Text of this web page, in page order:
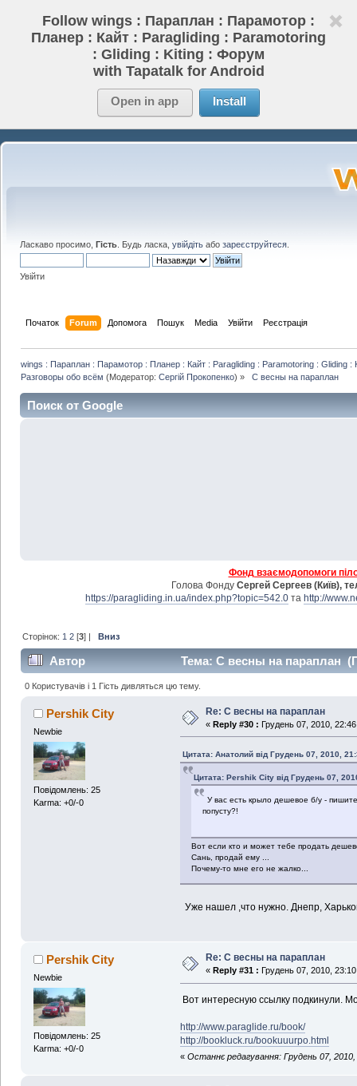
Follow wings : Параплан : Парамотор :
Планер : Кайт : Paragliding : Paramotoring
: Gliding : Kiting : Форум
with Tapatalk for Android
Open in app Install
Ласкаво просимо, Гість . Будь ласка, увійдіть або зареєструйтеся
Увійти
Початок Forum Допомога Пошук Media Увійти Реєстрація
wings : Параплан : Парамотор : Планер : Кайт : Paragliding : Paramotoring : Gliding :
Разговоры обо всём (Модератор:Сергій Прокопенко) » С весны на параплан
Поиск от Google
Фонд взаємодопомоги
Голова Фонду Сергей Сергеев (Київ),
https://paragliding.in.ua/index.php?topic=542.0 та http://
Сторінок: 1 2 [3] |Вниз
Автор Тема: С весны на параплан
0 Користувачів і 1 Гість дивляться цю тему.
Pershik City
Newbie
Повідомлень: 25
Karma: +0/-0
Re: С весны на параплан
« Reply #30 : Грудень 07, 2010,
Цитата: Анатолий від Грудень 07, 2010,
Цитата: Pershik City від Грудень 07,
У вас есть крыло дешевое б/у -
попусту?!
Вот если кто и может тебе продать
Сань, продай ему ...
Почему-то мне его не жалко...
Уже нашел ,что нужно. Днепр,
Pershik City
Newbie
Повідомлень: 25
Karma: +0/-0
Re: С весны на параплан
« Reply #31 : Грудень 07, 2010,
Вот интересную ссылку подкинули.
http://www.paraglide.ru/book/
http://bookluck.ru/bookuuurpo.html
« Останнє редагування: Грудень 07, 2010,